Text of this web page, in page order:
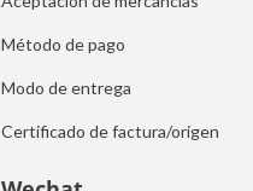
Método de pago
Modo de entrega
Certificado de factura/origen